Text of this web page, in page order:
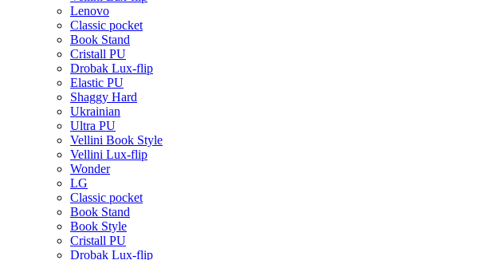
Lenovo
Classic pocket
Book Stand
Cristall PU
Drobak Lux-flip
Elastic PU
Shaggy Hard
Ukrainian
Ultra PU
Vellini Book Style
Vellini Lux-flip
Wonder
LG
Classic pocket
Book Stand
Book Style
Cristall PU
Drobak Lux-flip